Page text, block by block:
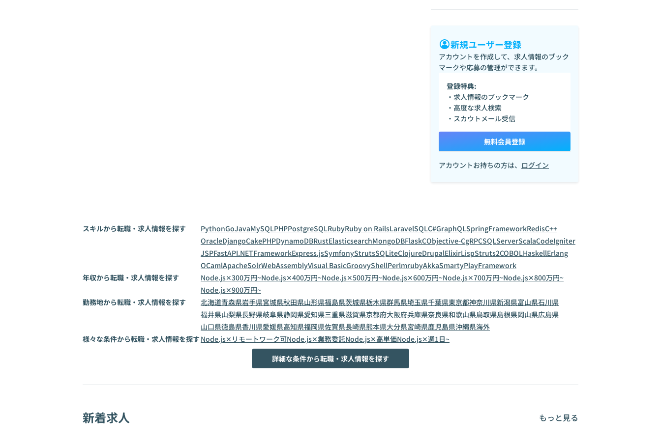
新規ユーザー登録
アカウントを作成して、求人情報のブック
マークや応募の管理ができます。
登録特典:
・求人情報のブックマーク
・高度な求人検索
・スカウトメール受信
無料会員登録
アカウントお持ちの方は、 ログイン
スキルから転職・求人情報を探す PythonGoJavaMySQLPHPPostgreSQLRubyRuby on RailsLaravelSQLC#GraphQLSpringFrameworkRedisC++
OracleDjangoCakePHPDynamoDBRustElasticsearchMongoDBFlaskCObjective-CgRPCSQLServerScalaCodeIgniter
JSPFastAPI.NETFrameworkExpress.jsSymfonyStrutsSQLiteClojureDrupalElixirLispStruts2COBOLHaskellErlang
OCamlApacheSolrWebAssemblyVisual BasicGroovyShellPerlmrubyAkkaSmartyPlayFramework
年収から転職・求人情報を探す
Node.js✕300万円~Node.js✕400万円~Node.js✕500万円~Node.js✕600万円~Node.js✕700万円~Node.js✕800万円~
Node.js✕900万円~
勤務地から転職・求人情報を探す
北海道青森県岩手県宮城県秋田県山形県福島県茨城県栃木県群馬県埼玉県千葉県東京都神奈川県新潟県富山県石川県
福井県山梨県長野県岐阜県静岡県愛知県三重県滋賀県京都府大阪府兵庫県奈良県和歌山県鳥取県島根県岡山県広島県
山口県徳島県香川県愛媛県高知県福岡県佐賀県長崎県熊本県大分県宮崎県鹿児島県沖縄県海外
様々な条件から転職・求人情報を探す Node.js✕リモートワーク可Node.js✕業務委託Node.js✕高単価Node.js✕週1日~
詳細な条件から転職・求人情報を探す
新着求人 もっと見る